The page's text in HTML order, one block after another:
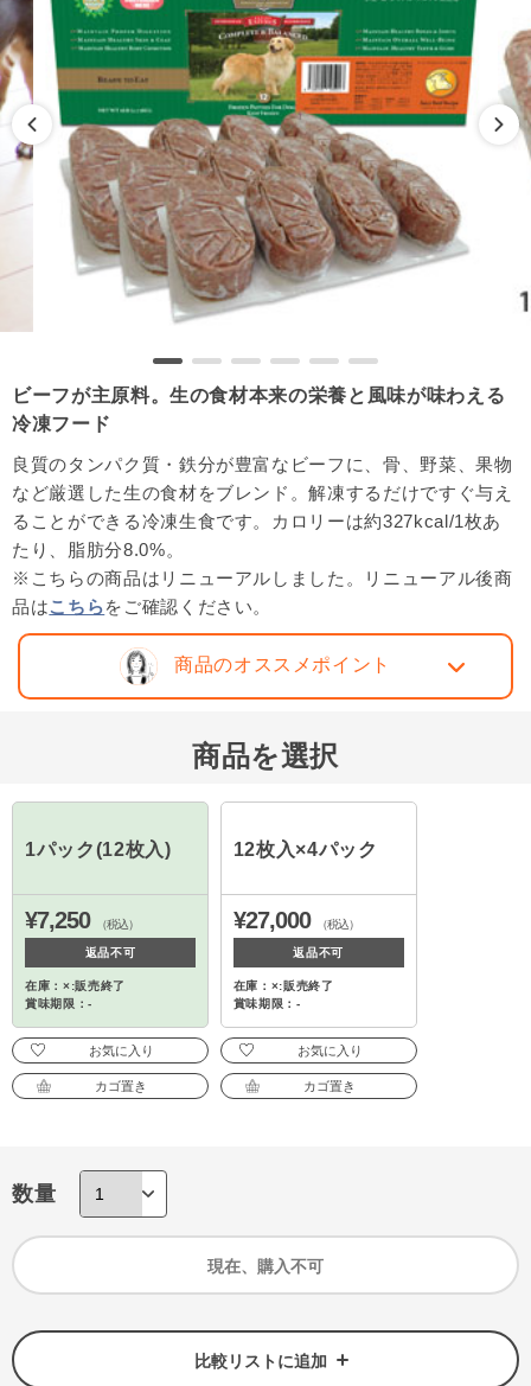
ビーフが主原料。生の食材本来の栄養と風味が味わえる
冷凍フード
良質のタンパク質・鉄分が豊富なビーフに、骨、野菜、果物
など厳選した生の食材をブレンド。解凍するだけですぐ与え
ることができる冷凍生食です。カロリーは約327kcal/1枚あ
たり、脂肪分8.0%。
※こちらの商品はリニューアルしました。リニューアル後商
品はこちらをご確認ください。
商品のオススメポイント
商品を選択
1パック(12枚入)
¥7,250 （税込）
返品不可
在庫：×:販売終了
賞味期限：-
お気に入り
カゴ置き
12枚入×4パック
¥27,000 （税込）
返品不可
在庫：×:販売終了
賞味期限：-
お気に入り
カゴ置き
数量
現在、購入不可
比較リストに追加